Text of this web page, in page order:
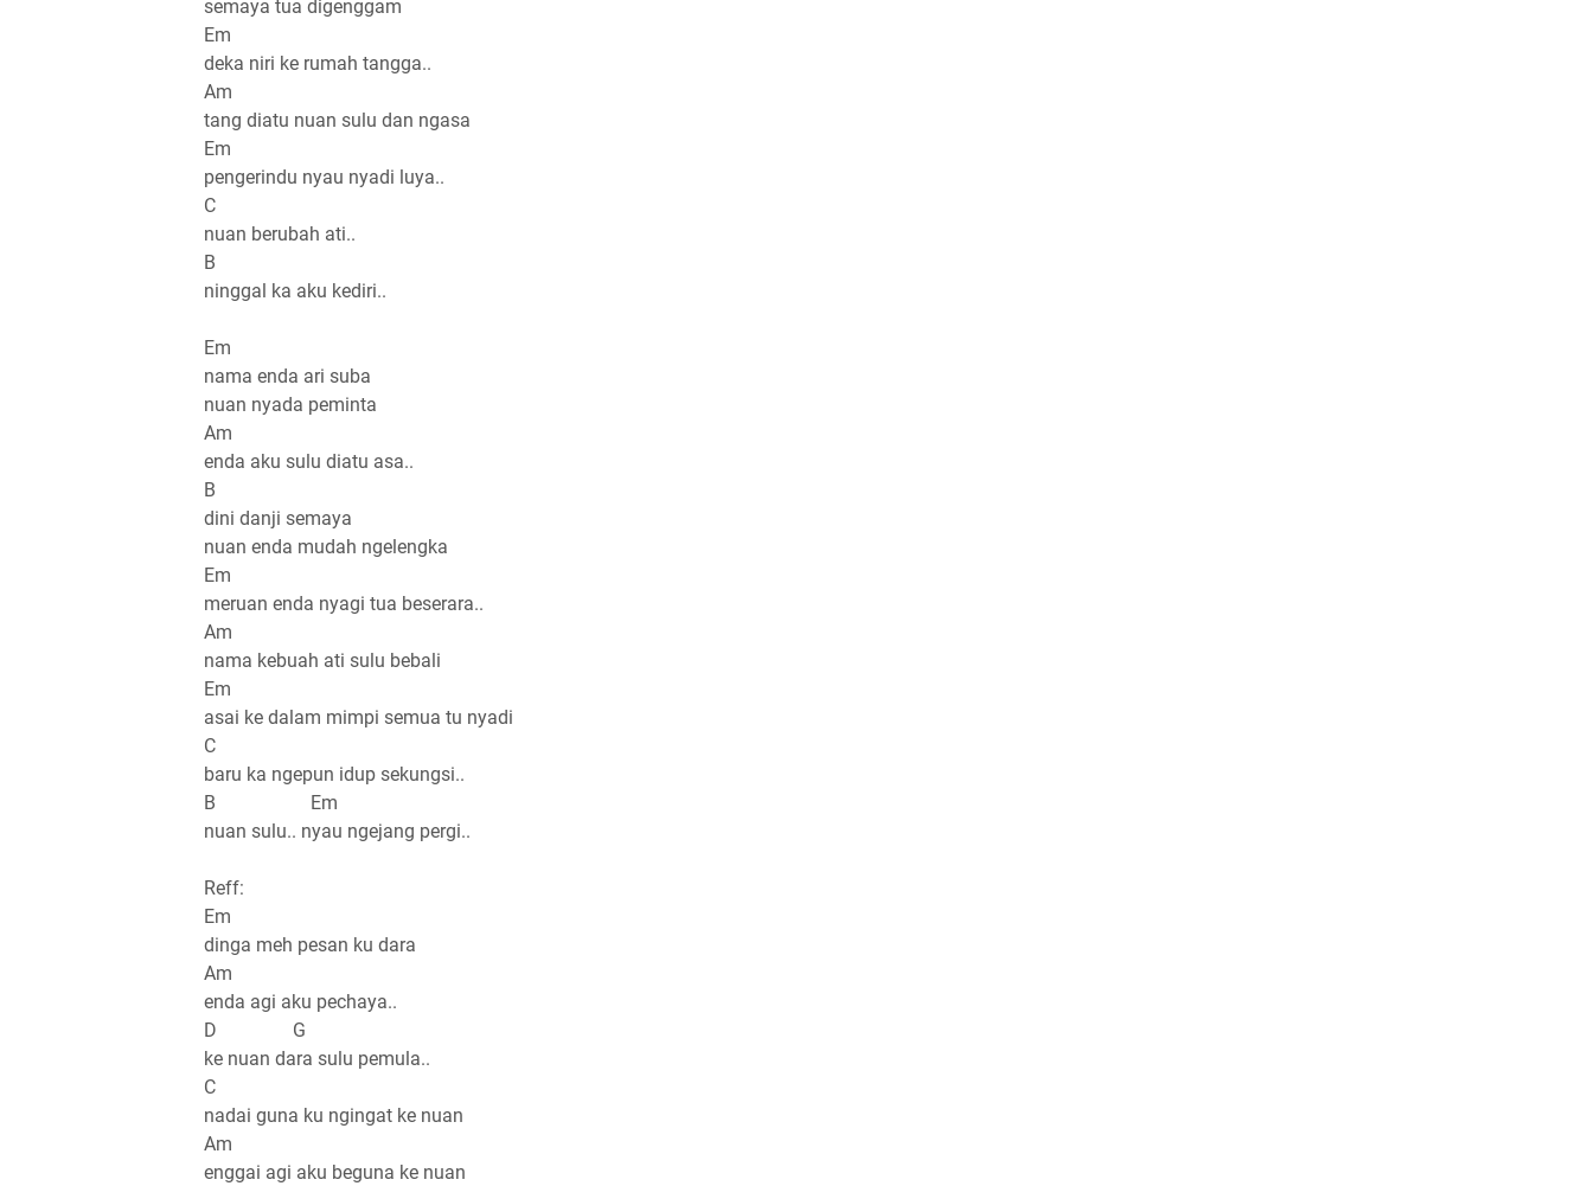
semaya tua digenggam
Em
deka niri ke rumah tangga..
Am
tang diatu nuan sulu dan ngasa
Em
pengerindu nyau nyadi luya..
C
nuan berubah ati..
B
ninggal ka aku kediri..
Em
nama enda ari suba
nuan nyada peminta
Am
enda aku sulu diatu asa..
B
dini danji semaya
nuan enda mudah ngelengka
Em
meruan enda nyagi tua beserara..
Am
nama kebuah ati sulu bebali
Em
asai ke dalam mimpi semua tu nyadi
C
baru ka ngepun idup sekungsi..
B Em
nuan sulu.. nyau ngejang pergi..
Reff:
Em
dinga meh pesan ku dara
Am
enda agi aku pechaya..
D G
ke nuan dara sulu pemula..
C
nadai guna ku ngingat ke nuan
Am
enggai agi aku beguna ke nuan